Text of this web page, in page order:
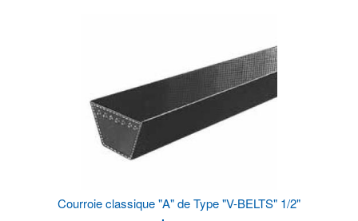
Courroie classique "A" de Type "V-BELTS" 1/2"